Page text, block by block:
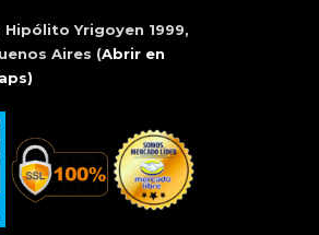
Hipólito Yrigoyen 1999,
Aires (Abrir en